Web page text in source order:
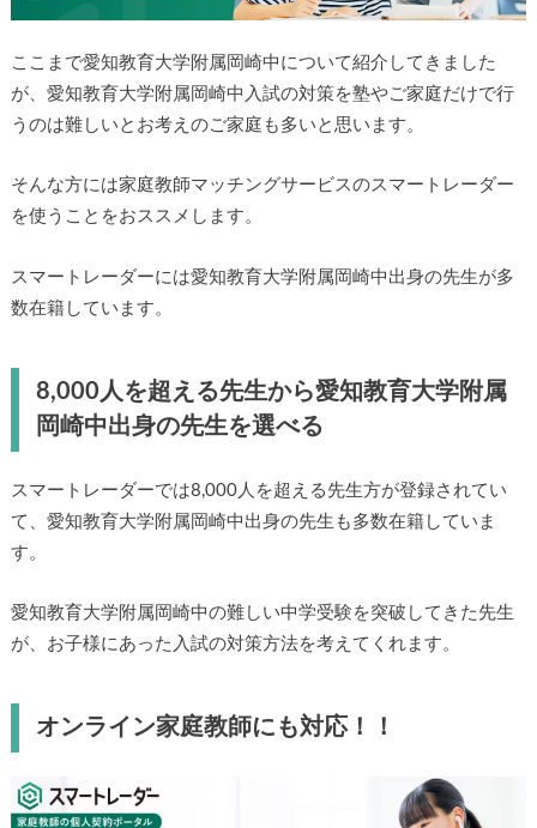
ここまで愛知教育大学附属岡崎中について紹介してきました
が、愛知教育大学附属岡崎中入試の対策を塾やご家庭だけで行
うのは難しいとお考えのご家庭も多いと思います。
そんな方には家庭教師マッチングサービスのスマートレーダー
を使うことをおススメします。
スマートレーダーには愛知教育大学附属岡崎中出身の先生が多
数在籍しています。
8,000人を超える先生から愛知教育大学附属
岡崎中出身の先生を選べる
スマートレーダーでは8,000人を超える先生方が登録されてい
て、愛知教育大学附属岡崎中出身の先生も多数在籍していま
す。
愛知教育大学附属岡崎中の難しい中学受験を突破してきた先生
が、お子様にあった入試の対策方法を考えてくれます。
オンライン家庭教師にも対応！！